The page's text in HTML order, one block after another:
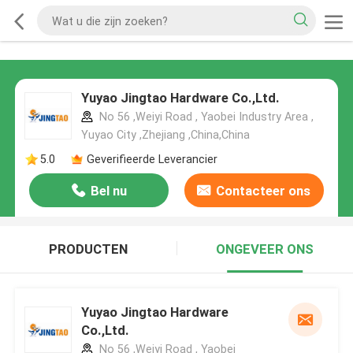
Yuyao Jingtao Hardware Co.,Ltd.
No 56 ,Weiyi Road , Yaobei Industry Area ,
Yuyao City ,Zhejiang ,China,China
5.0
Geverifieerde Leverancier
Bel nu Contacteer ons
PRODUCTEN ONGEVEER ONS
Yuyao Jingtao Hardware
Co.,Ltd.
No 56 ,Weiyi Road , Yaobei